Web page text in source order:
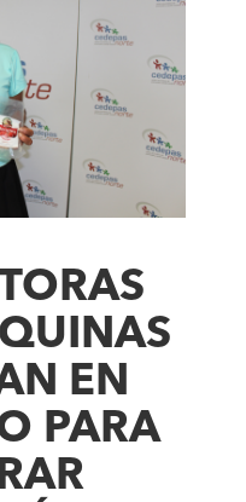
EN
PARA